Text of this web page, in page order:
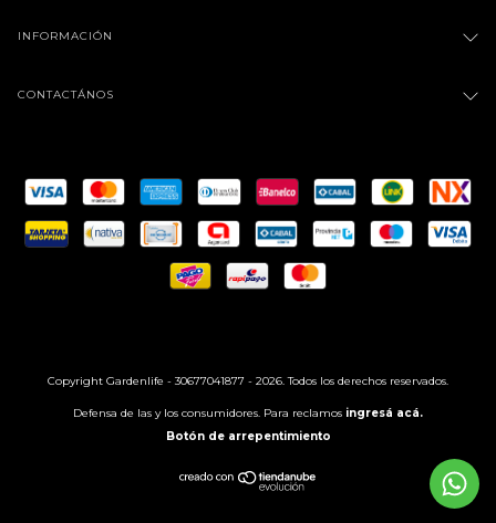
INFORMACIÓN
CONTACTÁNOS
Copyright Gardenlife - 30677041877 - 2026. Todos los derechos reservados.
Defensa de las y los consumidores. Para reclamos ingresá acá.
Botón de arrepentimiento